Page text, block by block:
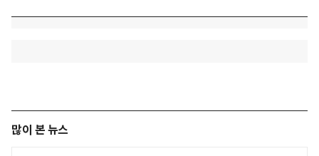
많이 본 뉴스